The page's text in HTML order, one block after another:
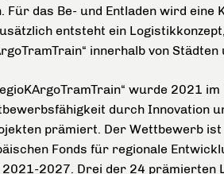
Für das Be- und Entladen wird eine
entsteht ein
innerhalb von
wurde 2021
durch Innovation
prämiert. Der Wettbewerb
Fonds für regionale
2027. Drei der 24